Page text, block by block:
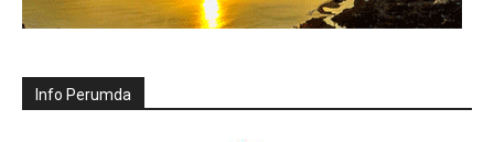
Info Perumda